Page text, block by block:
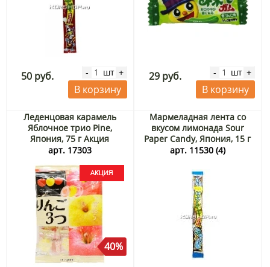
50 руб. - шт +
В корзину
29 руб. - шт +
В корзину
Леденцовая карамель
Яблочное трио Pine,
Япония, 75 г Акция
арт. 17303
40%
Мармеладная лента со
вкусом лимонада Sour
Paper Candy, Япония, 15 г
арт. 11530 (4)